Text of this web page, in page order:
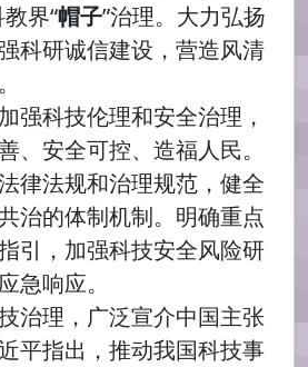
界“帽子”治理。大力弘扬
科研诚信建设，营造风清
强科技伦理和安全治理，
、安全可控、造福人民。
律法规和治理规范，健全
治的体制机制。明确重点
引，加强科技安全风险研
急响应。
治理，广泛宣介中国主张
平指出，推动我国科技事